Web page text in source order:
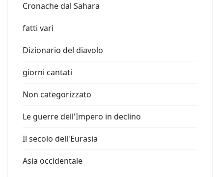
Cronache dal Sahara
fatti vari
Dizionario del diavolo
giorni cantati
Non categorizzato
Le guerre dell'Impero in declino
Il secolo dell'Eurasia
Asia occidentale